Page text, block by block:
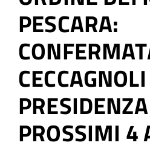
PESCARA:
PROSSIMI 4